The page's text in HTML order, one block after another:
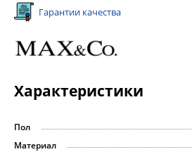
Гарантии качества
Характеристики
Пол
Материал